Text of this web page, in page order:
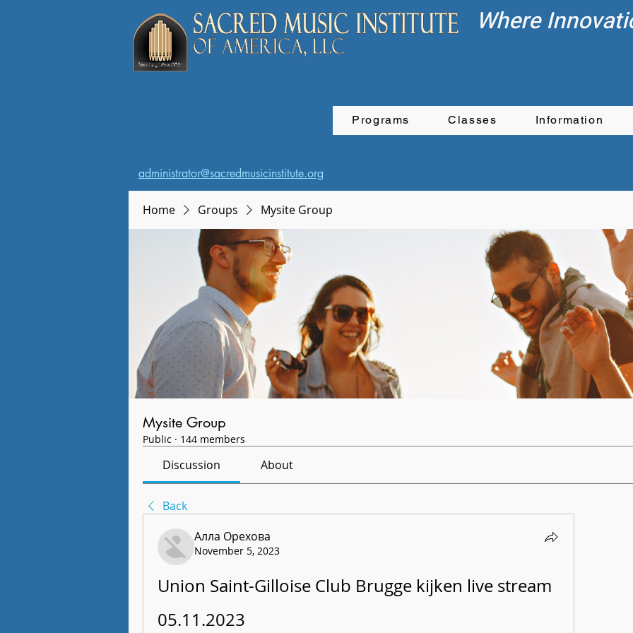
Where
Programs Classes Information
administrator@sacredmusicinstitute.org
Home Groups Mysite Group
Mysite Group
Public · 144 members
Discussion About
Back
Алла Орехова
November 5, 2023
Union Saint-Gilloise Club Brugge kijken live stream
05.11.2023